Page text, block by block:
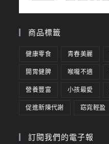
商品標籤
健康零食 青春美麗
開胃健脾 喉嚨不適
營養豐富 小孩最愛
促進新陳代謝 窈窕輕盈
訂閱我們的電子報